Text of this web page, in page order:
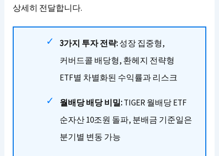
상세히 전달합니다.
3가지 투자 전략:성장 집중형,
커버드콜 배당형, 환헤지 전략형
ETF별 차별화된 수익률과 리스크
월배당 배당 비밀:TIGER 월배당 ETF
순자산 10조원 돌파, 분배금 기준일은
분기별 변동 가능